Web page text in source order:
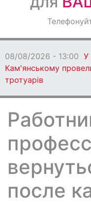
Оголошення
08/08/2026 - 13:00 У
Кам'янському
тротуарів
после